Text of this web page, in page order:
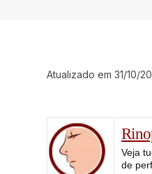
Atualizado em 31/10/
Veja
de